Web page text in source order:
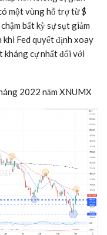
một vùng hỗ trợ từ $
bất kỳ sự sụt giảm
khi Fed quyết định xoay
kháng cự nhất đối với
2022 năm XNUMX